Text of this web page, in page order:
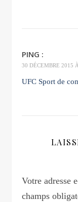
PING :
30 DÉCEMBRE 2015
UFC Sport de
Votre adresse
champs